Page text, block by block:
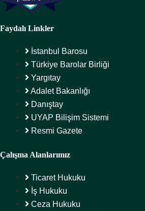
Faydalı Linkler
İstanbul Barosu
Türkiye Barolar Birliği
Yargıtay
Adalet Bakanlığı
Danıştay
UYAP Bilişim Sistemi
Resmi Gazete
Çalışma Alanlarımız
Ticaret Hukuku
İş Hukuku
Ceza Hukuku